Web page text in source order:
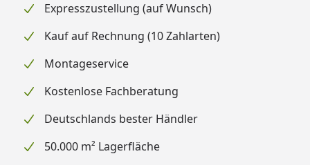
Expresszustellung (auf Wunsch)
Kauf auf Rechnung (10 Zahlarten)
Montageservice
Kostenlose Fachberatung
Deutschlands bester Händler
50.000 m² Lagerfläche